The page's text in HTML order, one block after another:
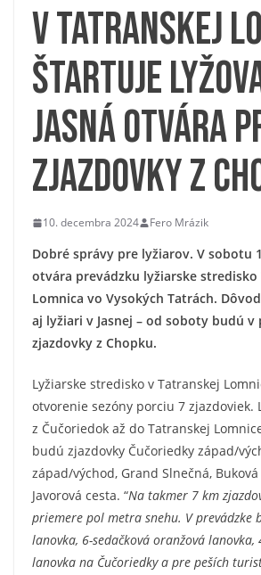
V Tatranskej
štartuje
Jasná otvára
zjazdovky z
10. decembra 2024 Fero Mrázik
Dobré správy pre lyžiarov. V sobotu
otvára prevádzku lyžiarske stredisko
Lomnica vo Vysokých Tatrách.
aj lyžiari v Jasnej – od soboty budú v
zjazdovky z Chopku.
Lyžiarske stredisko v Tatranskej
otvorenie sezóny porciu 7 zjazdoviek.
z Čučoriedok až do Tatranskej
budú zjazdovky Čučoriedky západ/
západ/východ, Grand Slnečná,
Javorová cesta. “Na takmer 7 km
priemere pol metra snehu. V prevádzke
lanovka, 6-sedačková oranžová lanovka,
lanovka na Čučoriedky a pre peších